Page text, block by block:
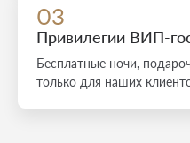
03
Привилегии ВИП-
Бесплатные ночи,
только для наших